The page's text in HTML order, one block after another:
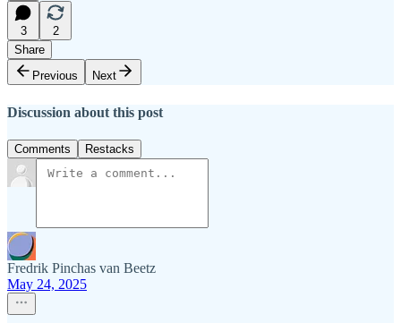
3
2
Share
Previous
Next
Discussion about this post
Comments Restacks
Fredrik Pinchas van Beetz
May 24, 2025